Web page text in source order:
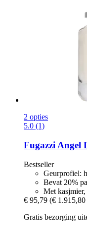
2 opties
5.0 (1)
Fugazzi Angel
Bestseller
Geurprofiel:
Bevat 20%
Met kasjmier,
€ 95,79 (€
Gratis bezorging